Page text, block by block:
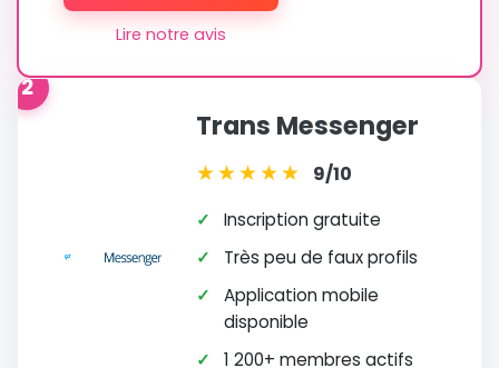
Lire notre avis
2
Trans Messenger
★★★★★ 9/10
✓
Inscription gratuite
✓
Très peu de faux profils
✓
Application mobile
disponible
✓
1 200+ membres actifs